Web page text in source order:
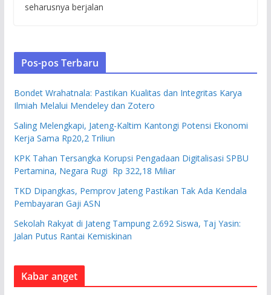
seharusnya berjalan
Pos-pos Terbaru
Bondet Wrahatnala: Pastikan Kualitas dan Integritas Karya
Ilmiah Melalui Mendeley dan Zotero
Saling Melengkapi, Jateng-Kaltim Kantongi Potensi Ekonomi
Kerja Sama Rp20,2 Triliun
KPK Tahan Tersangka Korupsi Pengadaan Digitalisasi SPBU
Pertamina, Negara Rugi Rp 322,18 Miliar
TKD Dipangkas, Pemprov Jateng Pastikan Tak Ada Kendala
Pembayaran Gaji ASN
Sekolah Rakyat di Jateng Tampung 2.692 Siswa, Taj Yasin:
Jalan Putus Rantai Kemiskinan
Kabar anget